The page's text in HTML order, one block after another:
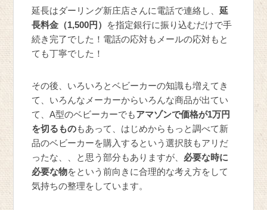
延長はダーリング新庄店さんに電話で連絡し、延
長料金（1,500円） を指定銀行に振り込むだけで手
続き完了でした！電話の応対もメールの応対もと
ても丁寧でした！
その後、いろいろとベビーカーの知識も増えてき
て、いろんなメーカーからいろんな商品が出てい
て、A型のベビーカーでもアマゾンで価格が1万円
を切るものもあって、はじめからもっと調べて新
品のベビーカーを購入するという選択肢もアリだ
ったな、、と思う部分もありますが、 必要な時に
必要な物をという前向きに合理的な考え方をして
気持ちの整理をしています。